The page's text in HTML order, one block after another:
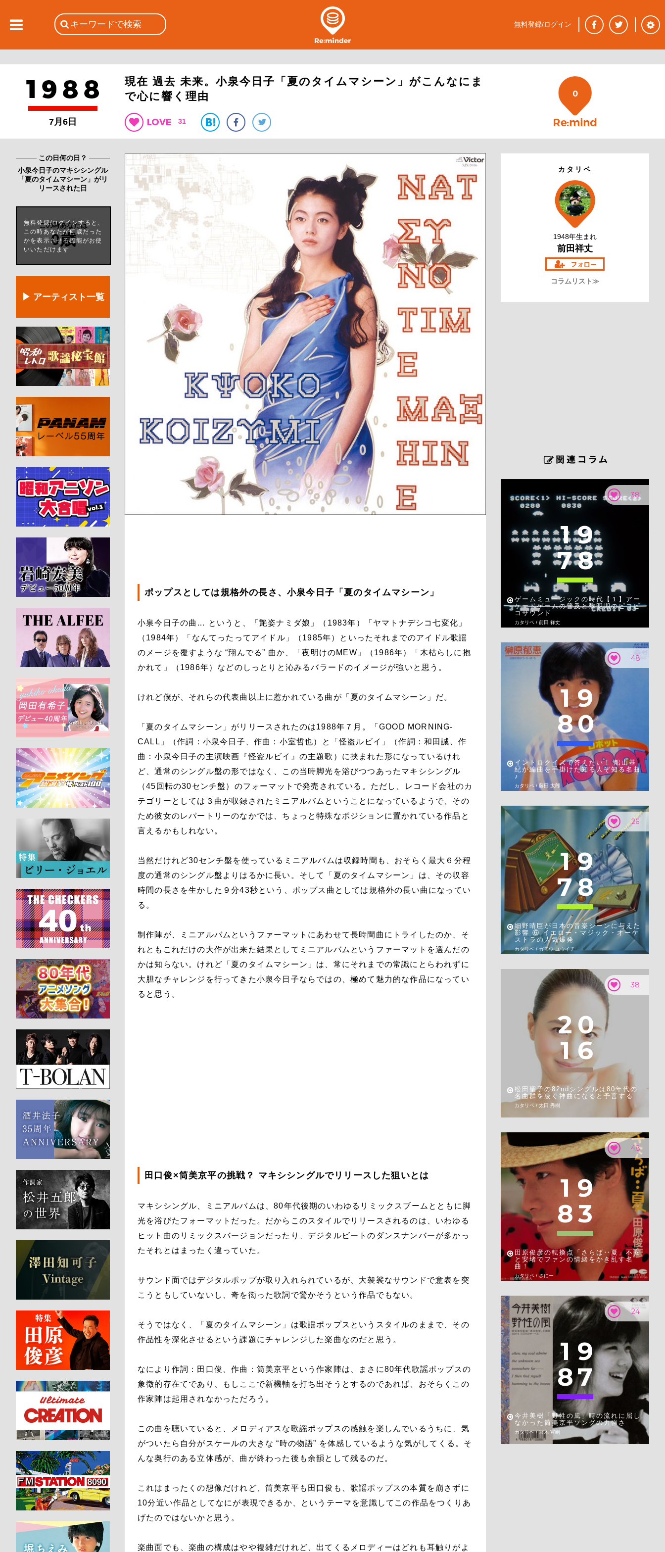
7月6日
現在 過去 未来。小泉今日子「夏のタイムマシーン」がこんなにま
で心に響く理由
31
0
この日何の日？
小泉今日子のマキシシングル
「夏のタイムマシーン」がリ
リースされた日
この時あなたは
0歳
無料登録/ログインすると、
この時あなたが何歳だった
かを表示させる機能がお使
いいただけます
▶ アーティスト一覧
ポップスとしては規格外の長さ、小泉今日子「夏のタイムマシーン」
小泉今日子の曲… というと、「艶姿ナミダ娘」（1983年）「ヤマトナデシコ七変化」
（1984年）「なんてったってアイドル」（1985年）といったそれまでのアイドル歌謡
のメージを覆すような “翔んでる” 曲か、「夜明けのMEW」（1986年）「木枯らしに抱
かれて」（1986年）などのしっとりと沁みるバラードのイメージが強いと思う。
けれど僕が、それらの代表曲以上に惹かれている曲が「夏のタイムマシーン」だ。
「夏のタイムマシーン」がリリースされたのは1988年７月。「GOOD MORNING-
CALL」（作詞：小泉今日子、作曲：小室哲也）と「怪盗ルビイ」（作詞：和田誠、作
曲：小泉今日子の主演映画『怪盗ルビイ』の主題歌）に挟まれた形になっているけれ
ど、通常のシングル盤の形ではなく、この当時脚光を浴びつつあったマキシシングル
（45回転の30センチ盤）のフォーマットで発売されている。ただし、レコード会社のカ
テゴリーとしては３曲が収録されたミニアルバムということになっているようで、その
ため彼女のレパートリーのなかでは、ちょっと特殊なポジションに置かれている作品と
言えるかもしれない。
当然だけれど30センチ盤を使っているミニアルバムは収録時間も、おそらく最大６分程
度の通常のシングル盤よりはるかに長い。そして「夏のタイムマシーン」は、その収容
時間の長さを生かした９分43秒という、ポップス曲としては規格外の長い曲になってい
る。
制作陣が、ミニアルバムというファーマットにあわせて長時間曲にトライしたのか、そ
れともこれだけの大作が出来た結果としてミニアルバムというファーマットを選んだの
かは知らない。けれど「夏のタイムマシーン」は、常にそれまでの常識にとらわれずに
大胆なチャレンジを行ってきた小泉今日子ならではの、極めて魅力的な作品になってい
ると思う。
田口俊×筒美京平の挑戦？ マキシシングルでリリースした狙いとは
マキシシングル、ミニアルバムは、80年代後期のいわゆるリミックスブームとともに脚
光を浴びたフォーマットだった。だからこのスタイルでリリースされるのは、いわゆる
ヒット曲のリミックスバージョンだったり、デジタルビートのダンスナンバーが多かっ
たそれとはまったく違っていた。
サウンド面ではデジタルポップが取り入れられているが、大袈裟なサウンドで意表を突
こうともしていないし、奇を衒った歌詞で驚かそうという作品でもない。
そうではなく、「夏のタイムマシーン」は歌謡ポップスというスタイルのままで、その
作品性を深化させるという課題にチャレンジした楽曲なのだと思う。
なにより作詞：田口俊、作曲：筒美京平という作家陣は、まさに80年代歌謡ポップスの
象徴的存在てであり、もしここで新機軸を打ち出そうとするのであれば、おそらくこの
作家陣は起用されなかっただろう。
この曲を聴いていると、メロディアスな歌謡ポップスの感触を楽しんでいるうちに、気
がついたら自分がスケールの大きな “時の物語” を体感しているような気がしてくる。そ
んな奥行のある立体感が、曲が終わった後も余韻として残るのだ。
これはまったくの想像だけれど、筒美京平も田口俊も、歌謡ポップスの本質を崩さずに
10分近い作品としてなにが表現できるか、というテーマを意識してこの作品をつくりあ
げたのではないかと思う。
楽曲面でも、楽曲の構成はやや複雑だけれど、出てくるメロディーはどれも耳触りがよ
カタリベ
1948年生まれ
前田祥丈
コラムリスト≫
38
1 9
78
ゲームミュージックの時代【１】アー
ケードゲームの普及と黎明期のピコピ
コサウンド
カタリベ / 前田 祥丈
48
1 9
80
イントロクイズで答えたい！ 船山基
紀が編曲を手掛けた知る人ぞ知る名曲
♪
カタリベ / 藤田 太郎
26
1 9
78
細野晴臣が日本の音楽シーンに与えた
影響 ⑥ イエロー・マジック・オーケ
ストラの人気爆発
カタリベ / ガモウ ユウイチ
38
20
1 6
松田聖子の82ndシングルは80年代の
名曲群を凌ぐ神曲になると予言する
カタリベ / 太田 秀樹
48
1 9
83
田原俊彦の転換点「さらば‥夏」不安
と安堵でファンの情緒をかき乱す名
曲！
カタリベ / さにー
24
1 9
87
今井美樹「野性の風」時の流れに屈し
なかった筒美京平ソングの力強さ
カタリベ / 宮木 宣嗣
無料登録/ログイン